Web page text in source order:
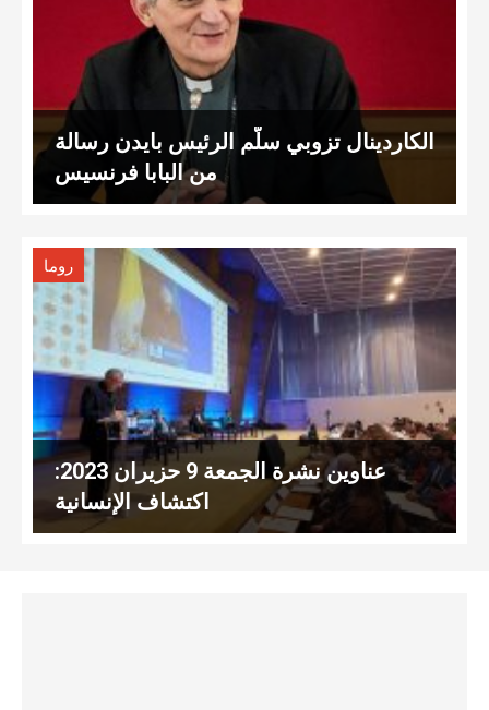
الكاردينال تزوبي سلّم الرئيس بايدن رسالة
من البابا فرنسيس
روما
عناوين نشرة الجمعة 9 حزيران 2023:
اكتشاف الإنسانية